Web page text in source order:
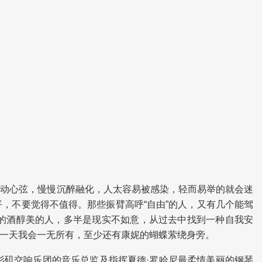
心弦，慢慢沉醉融化，人太容易被感染，轻而易举的就会迷
不要觉得不值得。那些振臂高呼“自由”的人，又有几个能驾
醇美的人，多半是现实不如意，从过去中找到一种自我安
我会一无所有，至少还有康妮的蝴蝶萦绕身旁。
交响乐团的音乐总监及指挥夏德·罗哈尼最柔情美丽的钢琴